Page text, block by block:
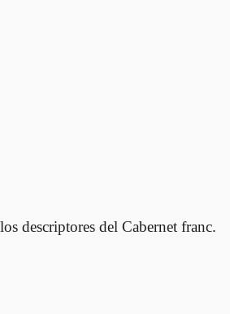
descriptores del Cabernet franc.